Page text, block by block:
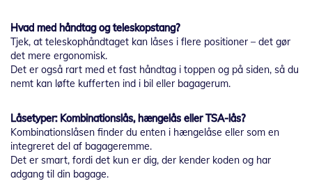
Hvad med håndtag og teleskopstang?
Tjek, at teleskophåndtaget kan låses i flere positioner – det gør
det mere ergonomisk.
Det er også rart med et fast håndtag i toppen og på siden, så du
nemt kan løfte kufferten ind i bil eller bagagerum.
Låsetyper: Kombinationslås, hængelås eller TSA-lås?
Kombinationslåsen finder du enten i hængelåse eller som en
integreret del af bagageremme.
Det er smart, fordi det kun er dig, der kender koden og har
adgang til din bagage.